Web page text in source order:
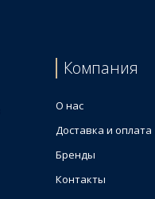
Компания
О нас
Доставка и оплата
Бренды
Контакты